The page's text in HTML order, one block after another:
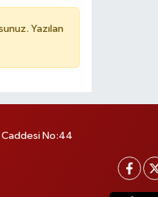
Yazılan
Caddesi No:44